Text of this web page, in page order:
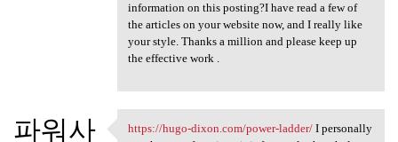
information on this posting?I have read a few of
the articles on your website now, and I really like
your style. Thanks a million and please keep up
the effective work .
파워사 https://hugo-dixon.com/power-ladder/I personally